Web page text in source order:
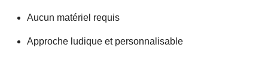
Aucun matériel requis
Approche ludique et personnalisable